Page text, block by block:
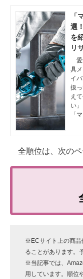
「
選
を
リ
愛
具
イ
扱
え
い
「
全順位は、次のペ
※ECサイト上の商品
ることがあります。
※当記事では、
用しています。順位